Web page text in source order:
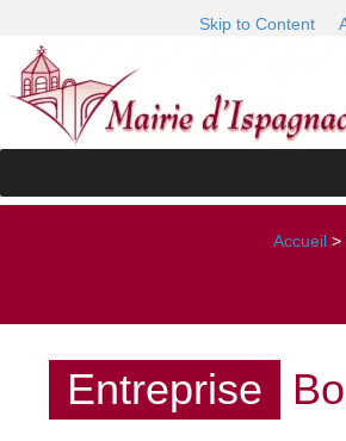
Skip to Content
Accueil >
Entreprise